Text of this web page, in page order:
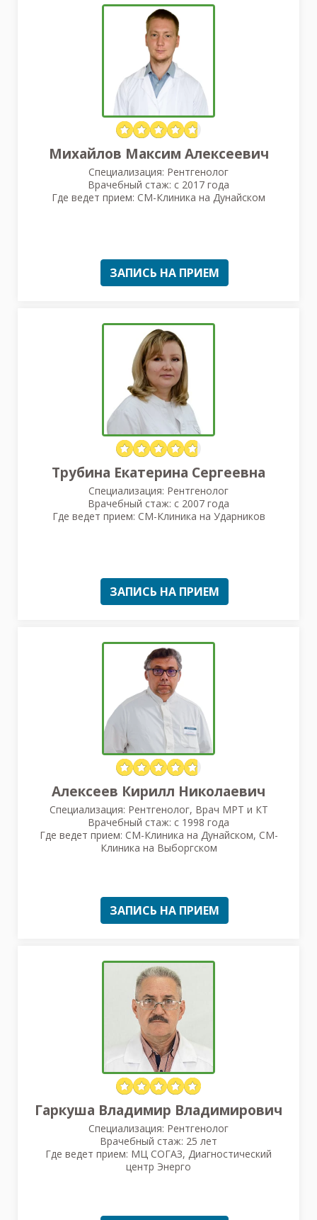
Михайлов Максим Алексеевич
Специализация: Рентгенолог
Врачебный стаж: с 2017 года
Где ведет прием: СМ-Клиника на Дунайском
ЗАПИСЬ НА ПРИЕМ
Трубина Екатерина Сергеевна
Специализация: Рентгенолог
Врачебный стаж: с 2007 года
Где ведет прием: СМ-Клиника на Ударников
ЗАПИСЬ НА ПРИЕМ
Алексеев Кирилл Николаевич
Специализация: Рентгенолог, Врач МРТ и КТ
Врачебный стаж: с 1998 года
Где ведет прием: СМ-Клиника на Дунайском, СМ-
Клиника на Выборгском
ЗАПИСЬ НА ПРИЕМ
Гаркуша Владимир Владимирович
Специализация: Рентгенолог
Врачебный стаж: 25 лет
Где ведет прием: МЦ СОГАЗ, Диагностический
центр Энерго